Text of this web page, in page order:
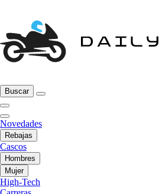
Buscar
Novedades
Rebajas
Cascos
Hombres
Mujer
High-Tech